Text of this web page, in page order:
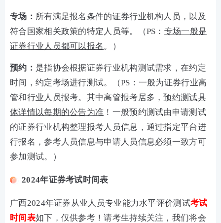
专场： 所有满足报名条件的证券行业机构人员，以及
符合国家相关政策的特定人员等。（PS： 专场一般是
证券行业人员都可以报名。）
预约： 是指协会根据证券行业机构测试需求，在约定
时间，约定考场进行测试。（PS：一般为证券行业高
管和行业人员报考。其中高管报考居多，预约测试具
体详情以每期的公告为准 ！一般预约测试由申请测试
的证券行业机构整理报考人员信息，通过指定平台进
行报名，参考人员信息与申请人员信息必须一致方可
参加测试。）
2024年证券考试时间表
广西2024年证券从业人员专业能力水平评价测试考试
时间表如下，仅供参考！请考生持续关注，我们将会